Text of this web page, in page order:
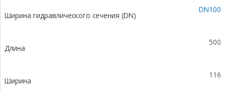
лотков
решеткой
Ширина гидравлического сечения (DN)
DN100
Длина
500
Ширина
116